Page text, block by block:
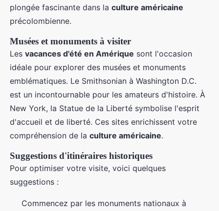
plongée fascinante dans la culture américaine
précolombienne.
Musées et monuments à visiter
Les vacances d'été en Amérique sont l'occasion
idéale pour explorer des musées et monuments
emblématiques. Le Smithsonian à Washington D.C.
est un incontournable pour les amateurs d'histoire. À
New York, la Statue de la Liberté symbolise l'esprit
d'accueil et de liberté. Ces sites enrichissent votre
compréhension de la culture américaine.
Suggestions d'itinéraires historiques
Pour optimiser votre visite, voici quelques
suggestions :
Commencez par les monuments nationaux à